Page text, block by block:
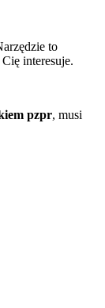
to
interesuje.
pzpr, musi